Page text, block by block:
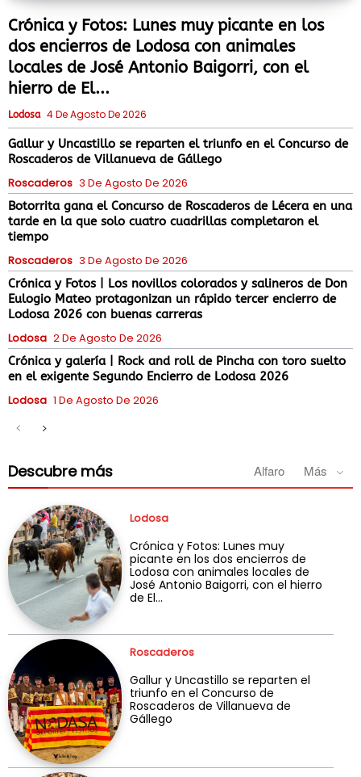
Crónica y Fotos: Lunes muy picante en los
dos encierros de Lodosa con animales
locales de José Antonio Baigorri, con el
hierro de El...
Lodosa 4 De Agosto De 2026
Gallur y Uncastillo se reparten el triunfo en el Concurso de
Roscaderos de Villanueva de Gállego
Roscaderos 3 De Agosto De 2026
Botorrita gana el Concurso de Roscaderos de Lécera en una
tarde en la que solo cuatro cuadrillas completaron el
tiempo
Roscaderos 3 De Agosto De 2026
Crónica y Fotos | Los novillos colorados y salineros de Don
Eulogio Mateo protagonizan un rápido tercer encierro de
Lodosa 2026 con buenas carreras
Lodosa 2 De Agosto De 2026
Crónica y galería | Rock and roll de Pincha con toro suelto
en el exigente Segundo Encierro de Lodosa 2026
Lodosa 1 De Agosto De 2026
Descubre más Alfaro Más
Lodosa
Crónica y Fotos: Lunes muy
picante en los dos encierros de
Lodosa con animales locales de
José Antonio Baigorri, con el hierro
de El...
Roscaderos
Gallur y Uncastillo se reparten el
triunfo en el Concurso de
Roscaderos de Villanueva de
Gállego